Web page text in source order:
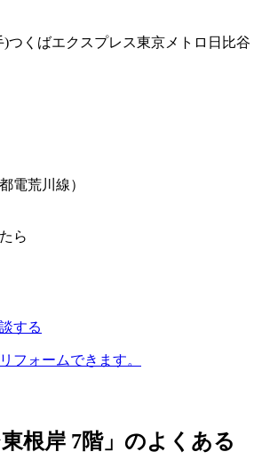
)つくばエクスプレス東京メトロ日比谷
電荒川線）
ら
する
フォームできます。
東根岸 7階」のよくある